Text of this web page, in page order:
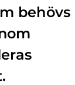
behövs